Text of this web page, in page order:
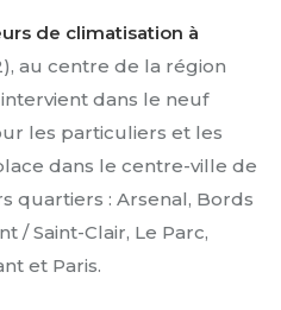
de climatisation à
au centre de la région
dans le neuf
les particuliers et les
dans le centre-ville de
quartiers : Arsenal, Bords
/ Saint-Clair, Le Parc,
et Paris.